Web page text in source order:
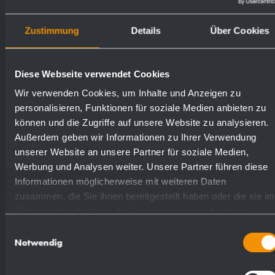
Zustimmung Details Über Cookies
Diese Webseite verwendet Cookies
Wir verwenden Cookies, um Inhalte und Anzeigen zu
personalisieren, Funktionen für soziale Medien anbieten zu
können und die Zugriffe auf unsere Website zu analysieren.
Außerdem geben wir Informationen zu Ihrer Verwendung
unserer Website an unsere Partner für soziale Medien,
Werbung und Analysen weiter. Unsere Partner führen diese
Informationen möglicherweise mit weiteren Daten
zusammen, die Sie ihnen bereitgestellt haben oder die sie im
Notwendig
sur site, à travers les trous de fixation des parois
latérales.
Surfaces disponibles
Numéros de
commande
mat rectifié (standard) 727677
(coloré) plastifié